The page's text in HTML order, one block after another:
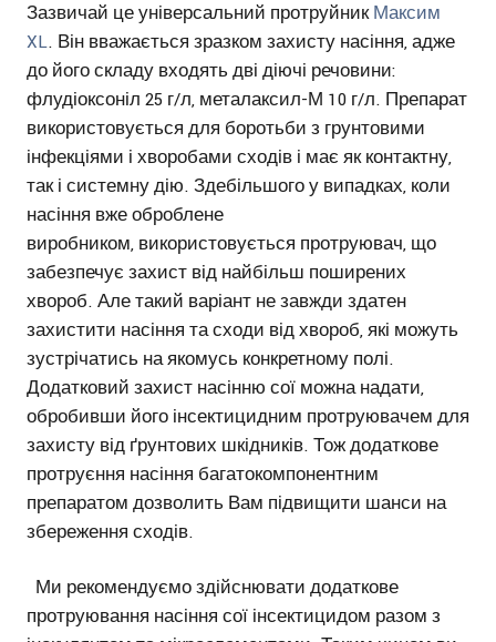
Зазвичай це універсальний протруйникМаксим
XL. Він вважається зразком захисту насіння, адже
до його складу входять дві діючі речовини:
флудіоксоніл 25 г/л, металаксил-М 10 г/л. Препарат
використовується для боротьби з грунтовими
інфекціями і хворобами сходів і має як контактну,
так і системну дію. Здебільшого у випадках, коли
насіння вже оброблене
виробником, використовується протруювач, що
забезпечує захист від найбільш поширених
хвороб. Але такий варіант не завжди здатен
захистити насіння та сходи від хвороб, які можуть
зустрічатись на якомусь конкретному полі.
Додатковий захист насінню сої можна надати,
обробивши його інсектицидним протруювачем для
захисту від ґрунтових шкідників. Тож додаткове
протруєння насіння багатокомпонентним
препаратом дозволить Вам підвищити шанси на
збереження сходів.
Ми рекомендуємо здійснювати додаткове
протруювання насіння сої інсектицидом разом з